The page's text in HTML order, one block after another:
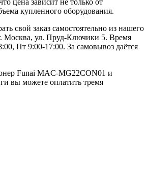
цена зависит не только от
купленного оборудования.
свой заказ самостоятельно из нашего
Москва, ул. Пруд-Ключики 5. Время
Пт 9:00-17:00. За самовывоз даётся
Funai MAC-MG22CON01 и
вы можете оплатить тремя